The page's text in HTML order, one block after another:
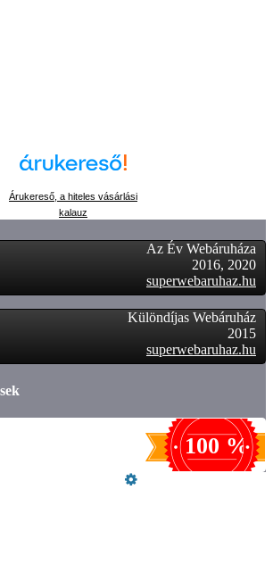
Árukereső, a hiteles vásárlási
kalauz
Az Év Webáruháza
2016, 2020
superwebaruhaz.hu
Különdíjas Webáruház
2015
superwebaruhaz.hu
100 %